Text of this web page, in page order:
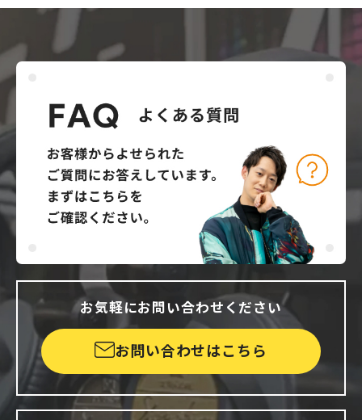
お気軽にお問い合わせください
お問い合わせはこちら